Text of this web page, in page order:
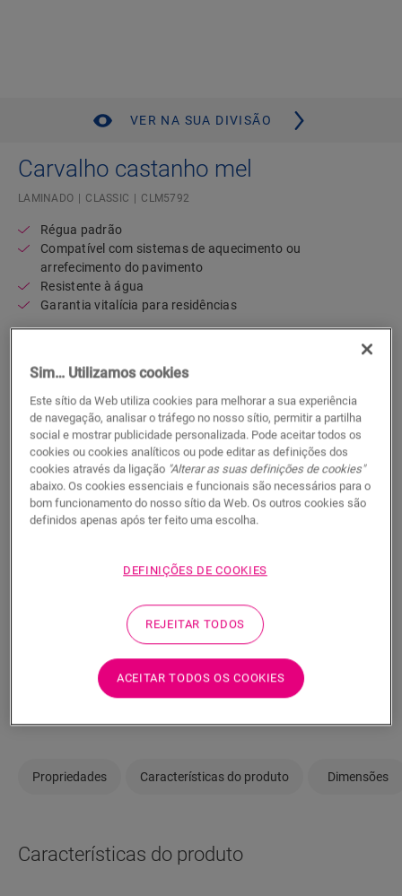
VER NA SUA DIVISÃO
Carvalho castanho mel
LAMINADO CLASSIC CLM5792
Régua padrão
Compatível com sistemas de aquecimento ou
arrefecimento do pavimento
Resistente à água
Garantia vitalícia para residências
Encontre um revendedor perto de si
Gostaria de ver este pavimento tal como é na
realidade? Ainda tem dúvidas? Não há problema! Há
sempre um fornecedor perto de si.
Não tem a certeza se este pavimento
combina com o seu estilo e as suas
necessidades?
Ver na sua divisão
Propriedades Características do produto Dimensões
Características do produto
Sim… Utilizamos cookies
Este sítio da Web utiliza cookies para melhorar a sua experiência
de navegação, analisar o tráfego no nosso sítio, permitir a partilha
social e mostrar publicidade personalizada. Pode aceitar todos os
cookies ou cookies analíticos ou pode editar as definições dos
cookies através da ligação "Alterar as suas definições de cookies"
abaixo. Os cookies essenciais e funcionais são necessários para o
bom funcionamento do nosso sítio da Web. Os outros cookies são
definidos apenas após ter feito uma escolha.
DEFINIÇÕES DE COOKIES
REJEITAR TODOS
ACEITAR TODOS OS COOKIES